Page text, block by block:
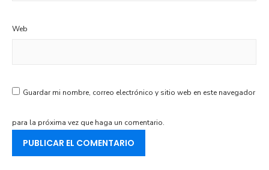
Web
Guardar mi nombre, correo electrónico y sitio web en este navegador
para la próxima vez que haga un comentario.